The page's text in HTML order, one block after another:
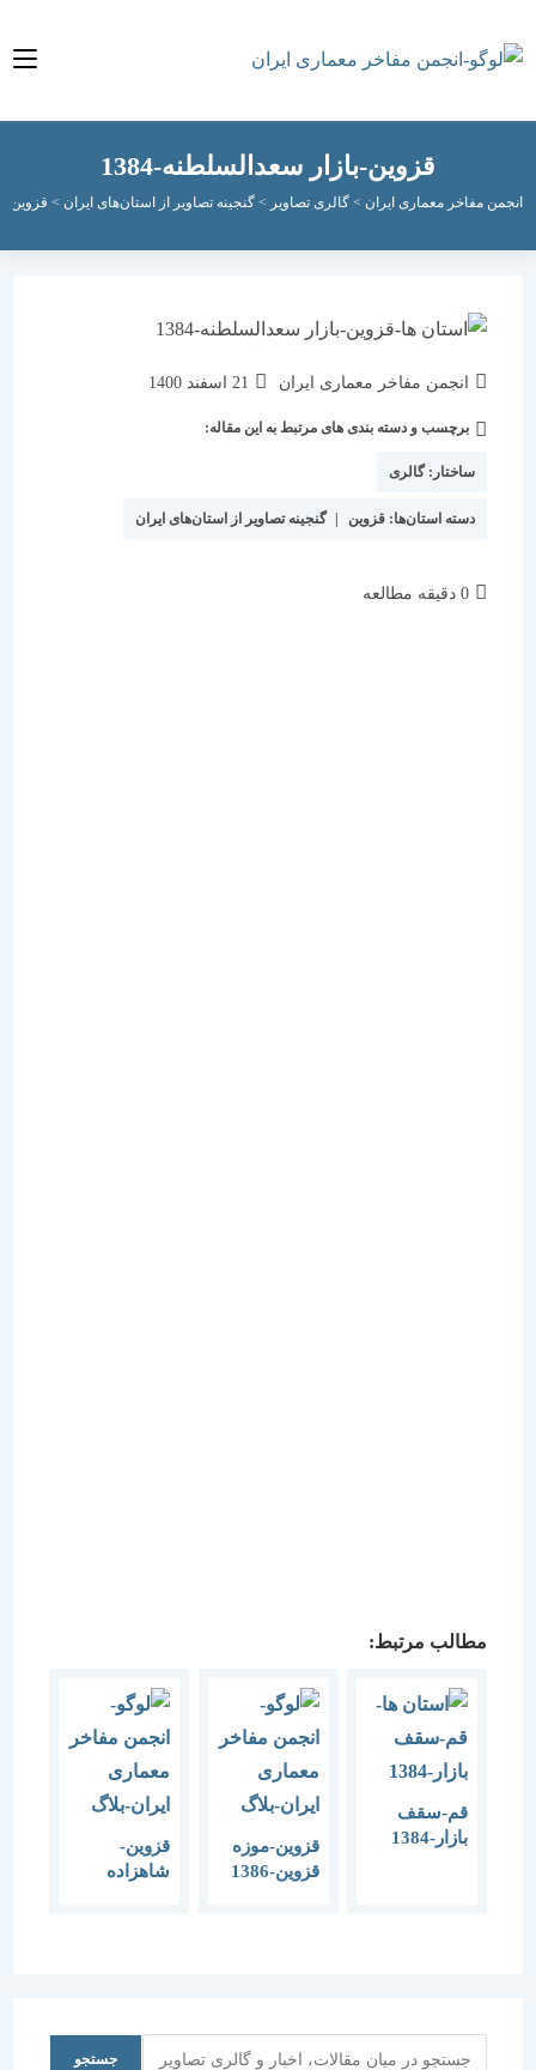
قزوین-بازار سعدالسلطنه-1384
مفاخر معماری ایران > گالری تصاویر>گنجینه تصاویر از استان‌های ایران> قزوین>قزوین-
انجمن مفاخر معماری ایران
نوشته
شده
21 اسفند 1400
برچسب و دسته بندی های مرتبط به این مقاله:
ساختار:گالری
دسته استان‌ها:قزوین | گنجینه تصاویر از استان‌های ایران
مطالب مرتبط:
قم-سقف
قزوین-موزه
قزوین-1386
قزوین-
شاهزاده
جستجو